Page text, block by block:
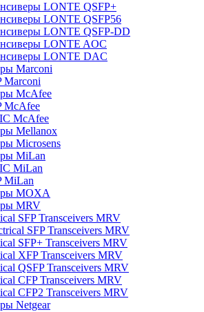
LONTE QSFP+
LONTE QSFP56
LONTE QSFP-DD
LONTE AOC
LONTE DAC
Marconi
Marconi
McAfee
McAfee
McAfee
Mellanox
Microsens
MiLan
MiLan
MiLan
MOXA
MRV
SFP Transceivers MRV
SFP Transceivers MRV
SFP+ Transceivers MRV
XFP Transceivers MRV
QSFP Transceivers MRV
CFP Transceivers MRV
CFP2 Transceivers MRV
Netgear